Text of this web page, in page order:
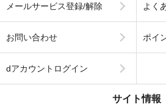
メールサービス登録/解除 よく
お問い合わせ ポイ
dアカウントログイン
サイト情報